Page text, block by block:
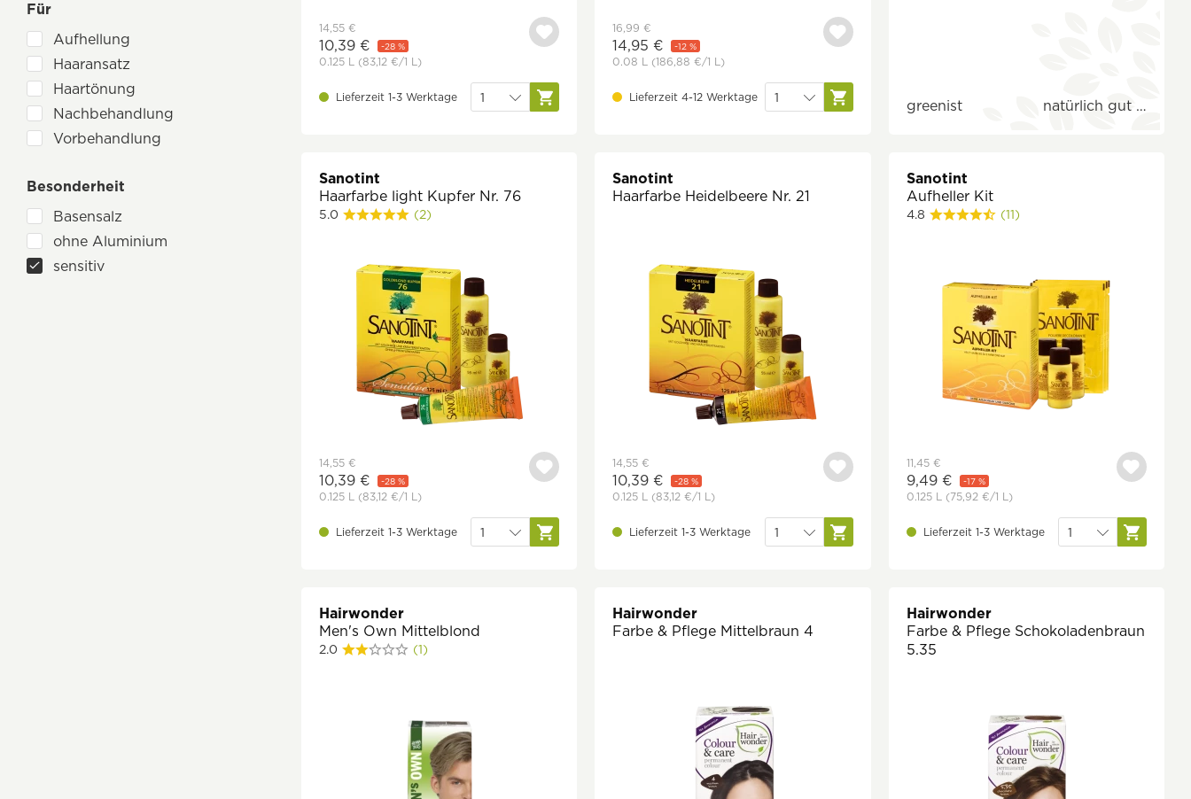
Für
Aufhellung
Haaransatz
Haartönung
Nachbehandlung
Vorbehandlung
Besonderheit
Basensalz
ohne Aluminium
sensitiv
14,55 €
10,39 € -28 %
0.125 L (83,12 €/1 L)
Lieferzeit 1-3 Werktage
16,99 €
14,95 € -12 %
0.08 L (186,88 €/1 L)
Lieferzeit 4-12 Werktage
greenist natürlich gut …
Sanotint
Haarfarbe light Kupfer Nr. 76
5.0 (2)
14,55 €
10,39 € -28 %
0.125 L (83,12 €/1 L)
Lieferzeit 1-3 Werktage
Sanotint
Haarfarbe Heidelbeere Nr. 21
14,55 €
10,39 € -28 %
0.125 L (83,12 €/1 L)
Lieferzeit 1-3 Werktage
Sanotint
Aufheller Kit
4.8 (11)
11,45 €
9,49 € -17 %
0.125 L (75,92 €/1 L)
Lieferzeit 1-3 Werktage
Hairwonder
Men's Own Mittelblond
2.0 (1)
Hairwonder
Farbe & Pflege Mittelbraun 4
Hairwonder
Farbe & Pflege Schokoladenbraun
5.35